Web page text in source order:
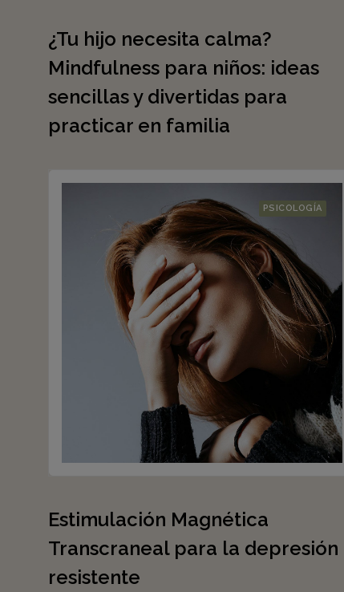
¿Tu hijo necesita calma?
Mindfulness para niños: ideas
sencillas y divertidas para
practicar en familia
PSICOLOGÍA
Estimulación Magnética
Transcraneal para la depresión
resistente